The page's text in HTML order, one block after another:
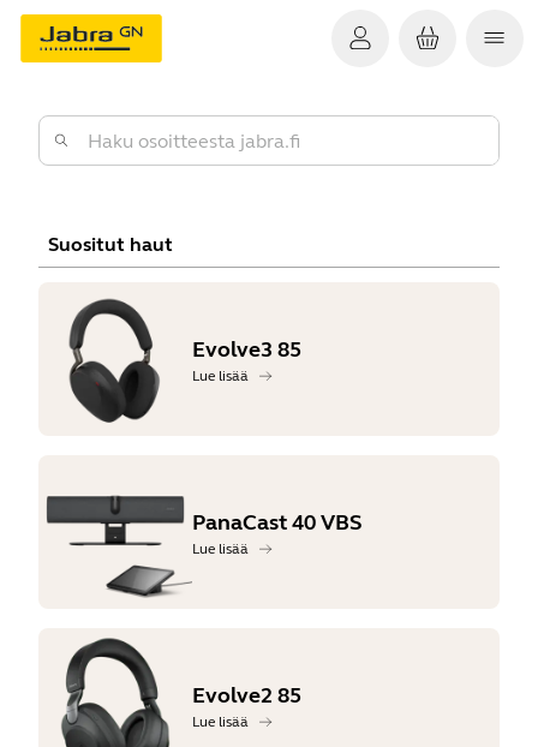
Suositut haut
Evolve3 85
Lue lisää
PanaCast 40 VBS
Lue lisää
Evolve2 85
Lue lisää